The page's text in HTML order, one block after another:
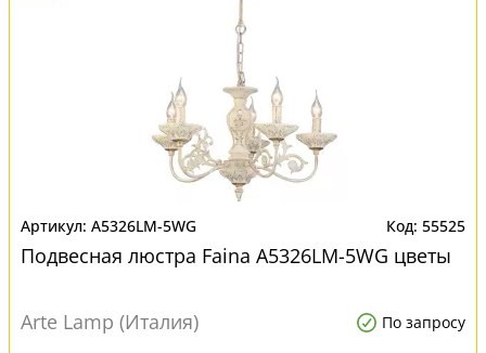
A5326LM-5WG 55525
Подвесная люстра Faina A5326LM-5WG цветы
Arte Lamp (Италия) По запросу